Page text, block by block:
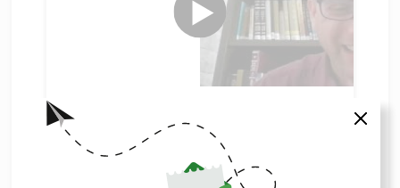
יאיר פורסטנברג
סגור